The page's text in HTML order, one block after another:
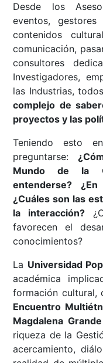
Desde los
eventos,
contenidos
comunicación,
consultores
Investigadores,
las Industrias,
complejo de
proyectos y las
Teniendo esto
preguntarse:
Mundo de la
entenderse?
¿Cuáles son las
la interacción?
favorecen el
conocimientos?
La Universidad
académica
formación cultural,
Encuentro
Magdalena Grande
riqueza de la
acercamiento,